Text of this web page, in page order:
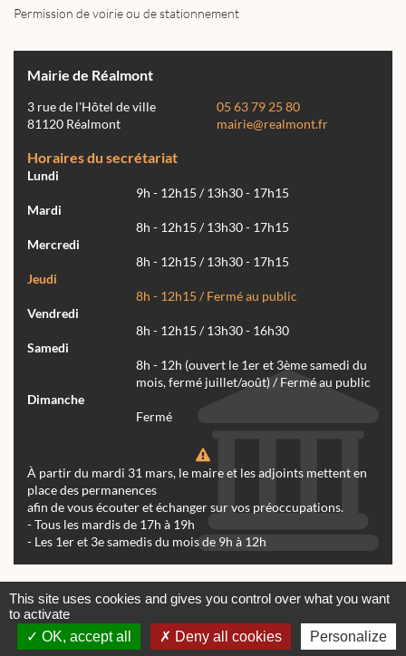
Permission de voirie ou de stationnement
Mairie de Réalmont
3 rue de l'Hôtel de ville
81120 Réalmont
05 63 79 25 80
mairie@realmont.fr
Horaires du secrétariat
Lundi
9h - 12h15 / 13h30 - 17h15
Mardi
8h - 12h15 / 13h30 - 17h15
Mercredi
8h - 12h15 / 13h30 - 17h15
Jeudi
8h - 12h15 / Fermé au public
Vendredi
8h - 12h15 / 13h30 - 16h30
Samedi
8h - 12h (ouvert le 1er et 3ème samedi du
mois, fermé juillet/août) / Fermé au public
Dimanche
Fermé
À partir du mardi 31 mars, le maire et les adjoints mettent en
place des permanences
afin de vous écouter et échanger sur vos préoccupations.
- Tous les mardis de 17h à 19h
- Les 1er et 3e samedis du mois de 9h à 12h
© tous droits réservés Mairie de Réalmont 2024 -
This site uses cookies and gives you control over what you want
to activate
OK, accept all
Deny all cookies
Personalize